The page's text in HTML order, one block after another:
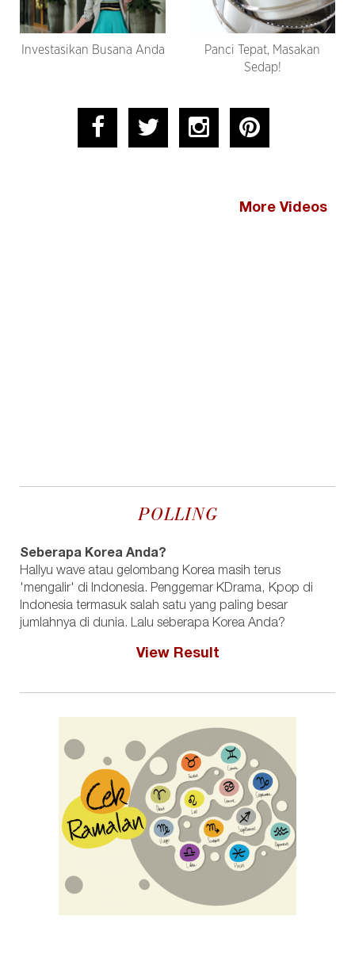
Investasikan Busana Anda
Panci Tepat, Masakan
Sedap!
More Videos
POLLING
Seberapa Korea Anda?
Hallyu wave atau gelombang Korea masih terus
'mengalir' di Indonesia. Penggemar KDrama, Kpop di
Indonesia termasuk salah satu yang paling besar
jumlahnya di dunia. Lalu seberapa Korea Anda?
View Result